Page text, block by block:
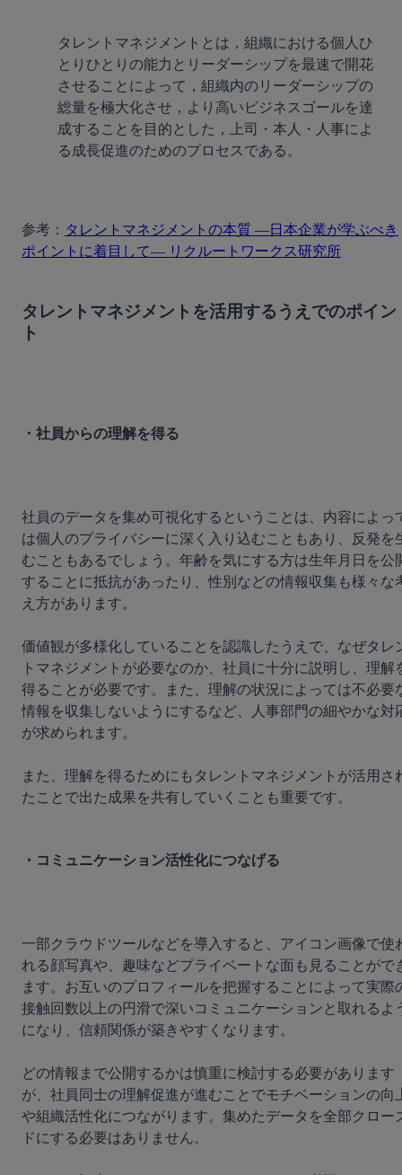
タレントマネジメントとは，組織における個人ひ
とりひとりの能力とリーダーシップを最速で開花
させることによって，組織内のリーダーシップの
総量を極大化させ，より高いビジネスゴールを達
成することを目的とした，上司・本人・人事によ
る成長促進のためのプロセスである。
参考： タレントマネジメントの本質 ―日本企業が学ぶべき
ポイントに着目して― リクルートワークス研究所
タレントマネジメントを活用するうえでのポイン
ト
・社員からの理解を得る
社員のデータを集め可視化するということは、内容によっ
は個人のプライバシーに深く入り込むこともあり、反発を
むこともあるでしょう。年齢を気にする方は生年月日を公
することに抵抗があったり、性別などの情報収集も様々な
え方があります。
価値観が多様化していることを認識したうえで、なぜタレ
トマネジメントが必要なのか、社員に十分に説明し、理解
得ることが必要です。また、理解の状況によっては不必要
情報を収集しないようにするなど、人事部門の細やかな対
が求められます。
また、理解を得るためにもタレントマネジメントが活用さ
たことで出た成果を共有していくことも重要です。
・コミュニケーション活性化につなげる
一部クラウドツールなどを導入すると、アイコン画像で使
れる顔写真や、趣味などプライベートな面も見ることがで
ます。お互いのプロフィールを把握することによって実際
接触回数以上の円滑で深いコミュニケーションと取れるよ
になり、信頼関係が築きやすくなります。
どの情報まで公開するかは慎重に検討する必要があります
が、社員同士の理解促進が進むことでモチベーションの向
や組織活性化につながります。集めたデータを全部クロー
ドにする必要はありません。